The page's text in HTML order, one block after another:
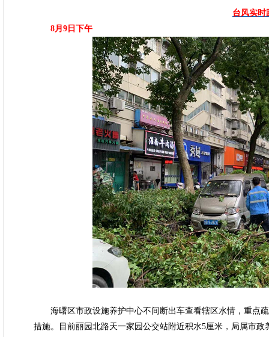
台风实时
8月9日下午
海曙区市政设施养护中心不间断出车查看辖区水情，重点
措施。目前丽园北路天一家园公交站附近积水5厘米，局属市